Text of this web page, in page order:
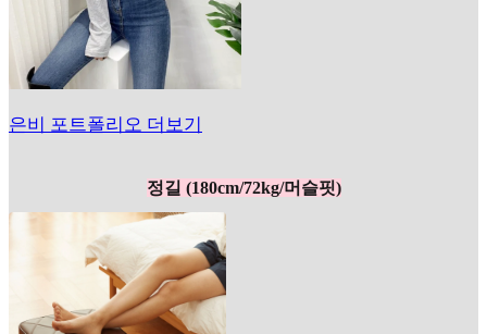
은비 포트폴리오 더보기
정길 (180cm/72kg/머슬핏)